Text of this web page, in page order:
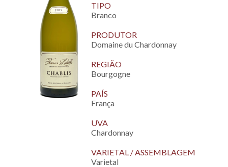
TIPO
Branco
PRODUTOR
Domaine du Chardonnay
REGIÃO
Bourgogne
PAÍS
França
UVA
Chardonnay
VARIETAL / ASSEMBLAGEM
Varietal